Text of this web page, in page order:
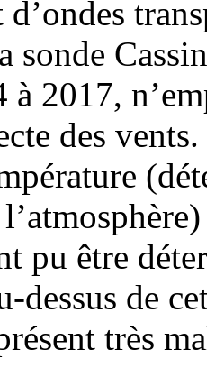
sonde
2017,
des
pu être
dessus de
très